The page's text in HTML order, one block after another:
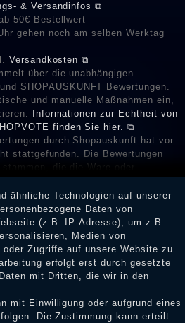
& Versandinfos ⧉
50€ Bestellwert
gehen noch am selben Werktag
Versandkosten ⧉
über die unabhängigen
SHOPAUSKUNFT Bewertungen.
und manuelle Maßnahmen ein,
Informationen zur Echtheit von
finden Sie hier. ⧉
durch Shopauskunft hat vor
stattgefunden. Die Bewertungen
die die Ware oder
oder genutzt haben. Nach
E-Mail können Händler die
über die erfolgte Verifizierung im
ähnliche Technologien auf unserer
Daten von
(z.B. IP-Adresse), um z.B.
Medien von
Zugriffe auf unsere Website zu
erfolgt erst durch gesetzte
mit Dritten, die wir in den
mit Einwilligung oder aufgrund eines
Die Zustimmung kann erteilt